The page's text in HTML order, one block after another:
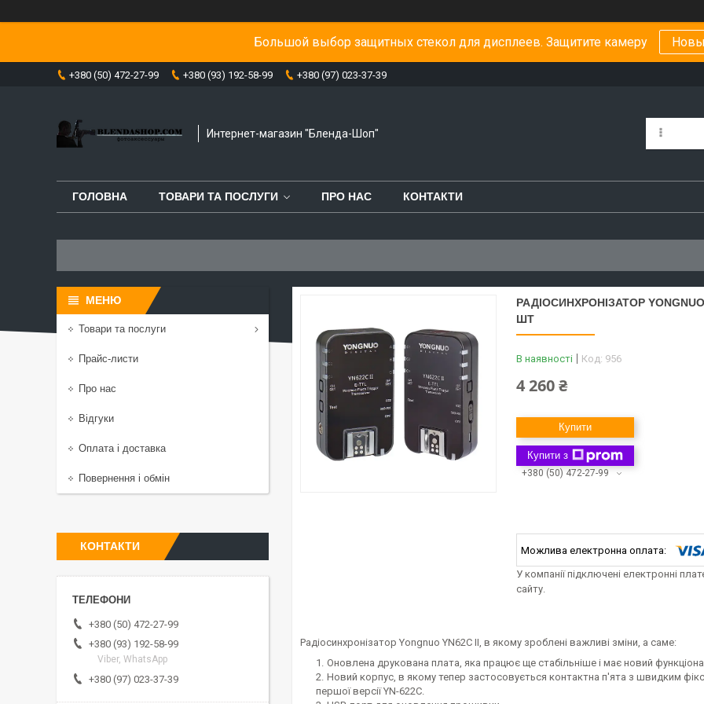
Большой выбор защитных стекол для дисплеев. Защитите камеру
+380 (50) 472-27-99 +380 (93) 192-58-99 +380 (97) 023-37-39
Интернет-магазин "Бленда-Шоп"
ГОЛОВНА ТОВАРИ ТА ПОСЛУГИ ПРО НАС КОНТАКТИ
РАДІОСИНХРОНІЗАТОР
ШТ
В наявності Код: 956
4 260 ₴
Купити
Купити з
+380 (50) 472-27-99
У компанії підключені електронні
сайту.
Радіосинхронізатор Yongnuo YN62C II, в якому зроблені важливі зміни, а саме:
Оновлена друкована плата, яка працює ще стабільніше і має новий
Новий корпус, в якому тепер застосовується контактна п'ята з швидким
першої версії YN-622C.
Товари та послуги
Прайс-листи
Про нас
Відгуки
Оплата і доставка
Повернення і обмін
КОНТАКТИ
+380 (50) 472-27-99
+380 (93) 192-58-99
Viber, WhatsApp
+380 (97) 023-37-39